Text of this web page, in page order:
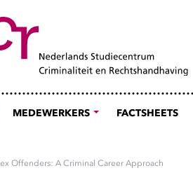
MEDEWERKERS FACTSHEETS
Offenders: A Criminal Career Approach